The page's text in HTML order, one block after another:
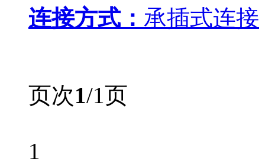
连接方式： 承插式连接
页次1/1页
1